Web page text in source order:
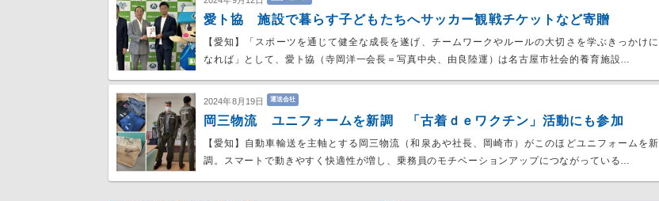
愛ト協 施設で暮らす子どもたちへサッカー観戦チケットなど寄贈
【愛知】「スポーツを通じて健全な成長を遂げ、チームワークやルールの大切さを学ぶきっかけに
なれば」として、愛ト協（寺岡洋一会長＝写真中央、由良陸運）は名古屋市社会的養育施設…
2024年8月19日 運送会社
岡三物流 ユニフォームを新調 「古着ｄｅワクチン」活動にも参加
【愛知】自動車輸送を主軸とする岡三物流（和泉あや社長、岡崎市）がこのほどユニフォームを新
調。スマートで動きやすく快適性が増し、乗務員のモチベーションアップにつながっている…